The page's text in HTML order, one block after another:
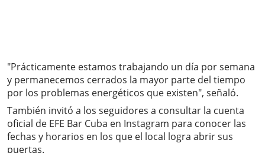
"Prácticamente estamos trabajando un día por semana
y permanecemos cerrados la mayor parte del tiempo
por los problemas energéticos que existen", señaló.
También invitó a los seguidores a consultar la cuenta
oficial de EFE Bar Cuba en Instagram para conocer las
fechas y horarios en los que el local logra abrir sus
puertas.